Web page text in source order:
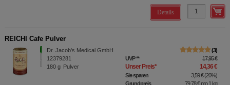
Details
REICHI Cafe Pulver
Dr. Jacob's Medical GmbH
12379281
180 g Pulver
3
UVP** 17,95 €
Unser Preis* 14,36 €
Sie sparen 3,59 €(20%)
Grundpreis
79,78 €pro 1 kg